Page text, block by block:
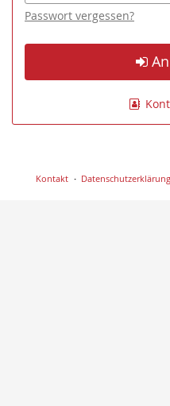
Passwort vergessen?
Kontakt Datenschutzerklärung